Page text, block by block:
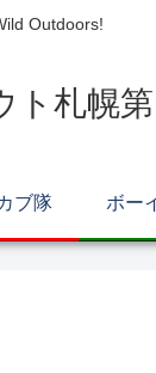
Outdoors!
ト札幌
ブ隊 ボー